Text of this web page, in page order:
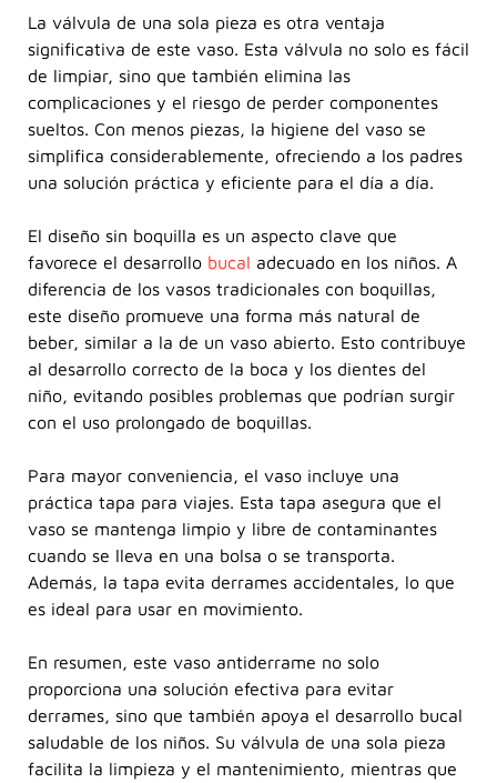
La válvula de una sola pieza es otra ventaja
significativa de este vaso. Esta válvula no solo es fácil
de limpiar, sino que también elimina las
complicaciones y el riesgo de perder componentes
sueltos. Con menos piezas, la higiene del vaso se
simplifica considerablemente, ofreciendo a los padres
una solución práctica y eficiente para el día a día.
El diseño sin boquilla es un aspecto clave que
favorece el desarrollo bucal adecuado en los niños. A
diferencia de los vasos tradicionales con boquillas,
este diseño promueve una forma más natural de
beber, similar a la de un vaso abierto. Esto contribuye
al desarrollo correcto de la boca y los dientes del
niño, evitando posibles problemas que podrían surgir
con el uso prolongado de boquillas.
Para mayor conveniencia, el vaso incluye una
práctica tapa para viajes. Esta tapa asegura que el
vaso se mantenga limpio y libre de contaminantes
cuando se lleva en una bolsa o se transporta.
Además, la tapa evita derrames accidentales, lo que
es ideal para usar en movimiento.
En resumen, este vaso antiderrame no solo
proporciona una solución efectiva para evitar
derrames, sino que también apoya el desarrollo bucal
saludable de los niños. Su válvula de una sola pieza
facilita la limpieza y el mantenimiento, mientras que